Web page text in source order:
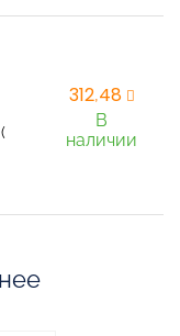
312,48
В
наличии